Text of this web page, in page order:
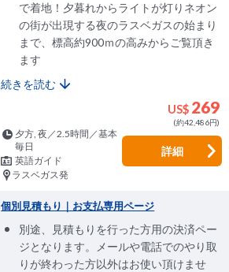
で着地！夕暮れからライトが灯りネオン
の街が出現する夜のラスベガスの始まり
まで、標高約900ｍの高みからご覧頂き
ます
続きを読む
US$ 269
(約42,486円)
夕方, 夜／2.5時間／基本
毎日
英語ガイド
ラスベガス発
詳細
個別見積もり｜お支払専用ページ
別途、見積もりを行った方用の決済ペー
ジとなります。メールや電話でのやり取
りが終わった方以外はお使い頂けませ